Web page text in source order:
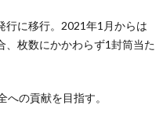
行に移行。2021年1月からは
、枚数にかかわらず1封筒当た
の貢献を目指す。